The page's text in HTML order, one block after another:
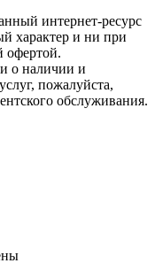
интернет-ресурс
характер и ни при
офертой.
о наличии и
пожалуйста,
обслуживания.